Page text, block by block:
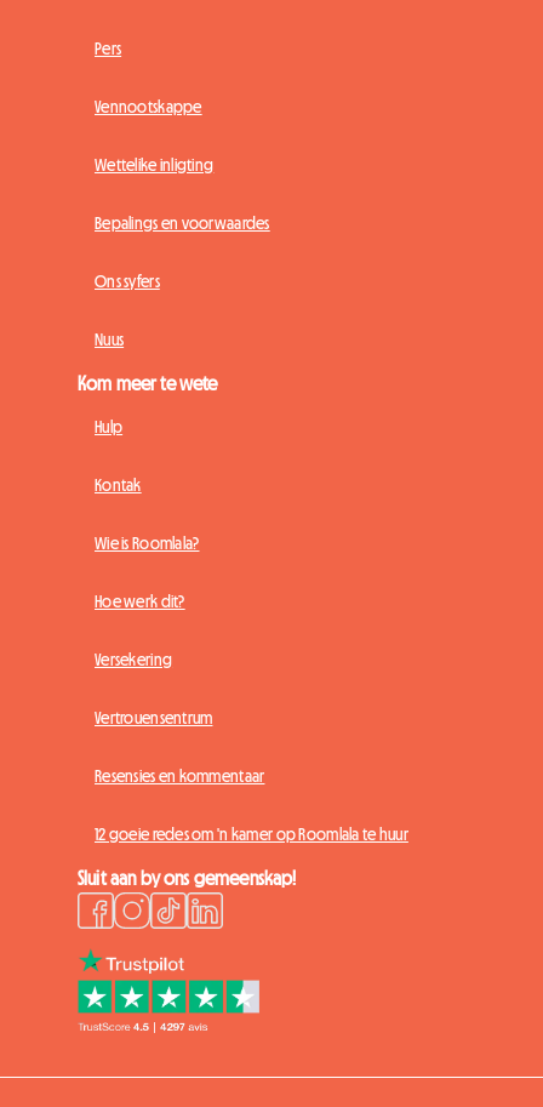
Pers
Vennootskappe
Wettelike inligting
Bepalings en voorwaardes
Ons syfers
Nuus
Kom meer te wete
Hulp
Kontak
Wie is Roomlala?
Hoe werk dit?
Versekering
Vertrouensentrum
Resensies en kommentaar
12 goeie redes om 'n kamer op Roomlala te huur
Sluit aan by ons gemeenskap!